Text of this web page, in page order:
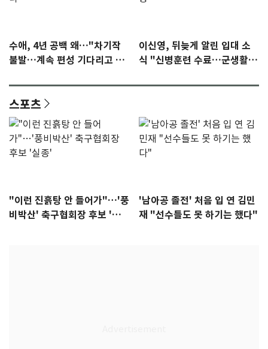
수애, 4년 공백 왜…"차기작
불발…계속 편성 기다리고 있
이신영, 뒤늦게 알린 입대 소
식 "신병훈련 수료…군생활
스포츠
"이런 진흙탕 안 들어가"…'풍
비박산' 축구협회장 후보 '실
'남아공 졸전' 처음 입 연 김민
재 "선수들도 못 하기는 했다"